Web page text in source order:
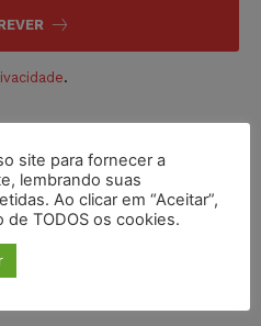
.
site para fornecer a
lembrando suas
Ao clicar em “Aceitar”,
TODOS os cookies.